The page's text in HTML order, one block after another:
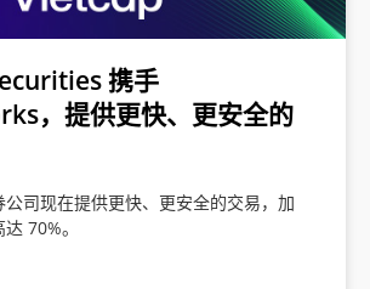
携手
，提供更快、更安全的
司现在提供更快、更安全的交易，加
70%。